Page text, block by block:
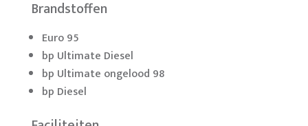
Brandstoffen
Euro 95
bp Ultimate Diesel
bp Ultimate ongelood 98
bp Diesel